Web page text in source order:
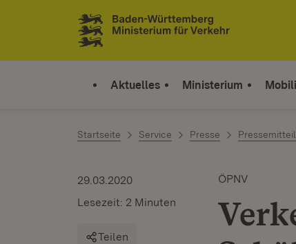
Zum Inhalt springen
Link zur Startseite
Aktuelles Ministerium
Startseite Service Presse
ÖPNV
29.03.2020
Lesezeit: 2 Minuten
Teilen